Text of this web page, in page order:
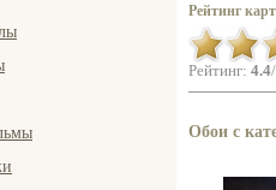
Рейтинг
Рейтинг: 4.4
Обои с